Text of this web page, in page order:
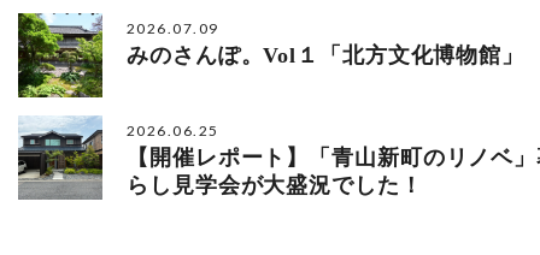
2026.07.09
みのさんぽ。Vol１「北方文化博物館」
2026.06.25
【開催レポート】「青山新町のリノベ
らし見学会が大盛況でした！